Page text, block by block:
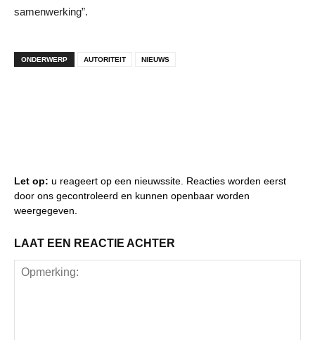
samenwerking”.
ONDERWERP AUTORITEIT NIEUWS
Let op: u reageert op een nieuwssite. Reacties worden eerst
door ons gecontroleerd en kunnen openbaar worden
weergegeven.
LAAT EEN REACTIE ACHTER